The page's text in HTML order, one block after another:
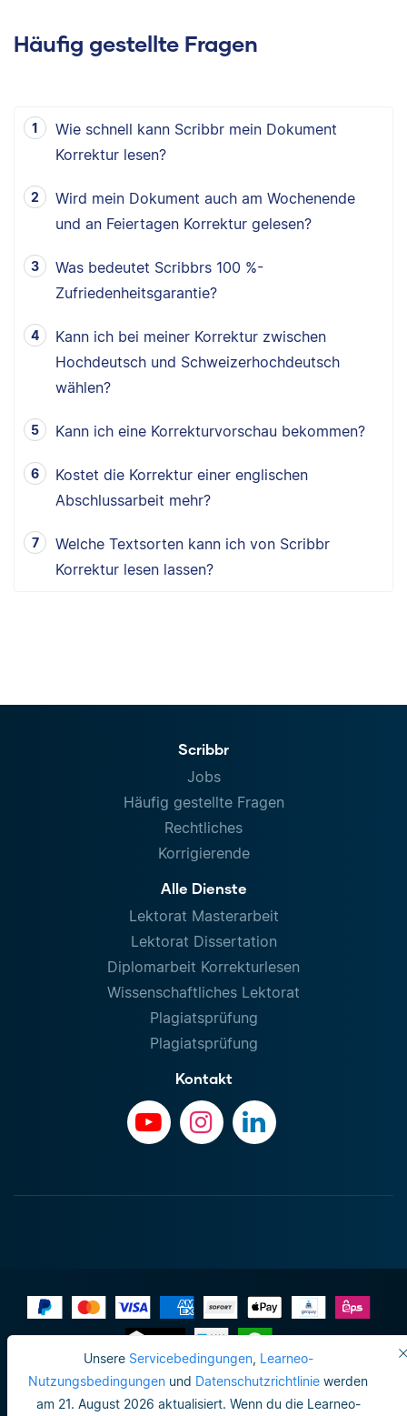
Unsere Servicebedingungen, Learneo-
Nutzungsbedingungen und Datenschutzrichtlinie werden
am 21. August 2026 aktualisiert. Wenn du die Learneo-
Häufig gestellte Fragen
Wie schnell kann Scribbr mein Dokument
Korrektur lesen?
Wird mein Dokument auch am Wochenende
und an Feiertagen Korrektur gelesen?
Was bedeutet Scribbrs 100 %-
Zufriedenheitsgarantie?
Kann ich bei meiner Korrektur zwischen
Hochdeutsch und Schweizerhochdeutsch
wählen?
Kann ich eine Korrekturvorschau bekommen?
Kostet die Korrektur einer englischen
Abschlussarbeit mehr?
Welche Textsorten kann ich von Scribbr
Korrektur lesen lassen?
Scribbr
Jobs
Häufig gestellte Fragen
Rechtliches
Korrigierende
Alle Dienste
Lektorat Masterarbeit
Lektorat Dissertation
Diplomarbeit Korrekturlesen
Wissenschaftliches Lektorat
Plagiatsprüfung
Plagiatsprüfung
Kontakt
Impressum
Datenschutzrichtlinie